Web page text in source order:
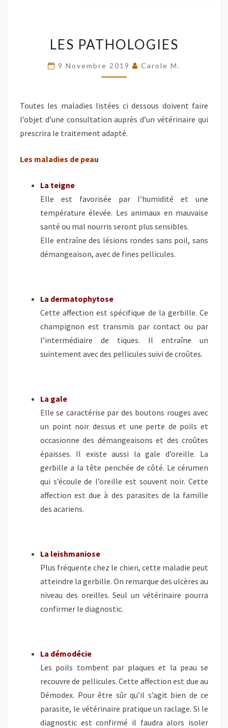
PATHOLOGIES
LES PATHOLOGIES
9 Novembre 2019 Carole M.
Toutes les maladies listées ci dessous doivent faire
l’objet d’une consultation auprès d’un vétérinaire qui
prescrira le traitement adapté.
Les maladies de peau
La teigne
Elle est favorisée par l’humidité et une
température élevée. Les animaux en mauvaise
santé ou mal nourris seront plus sensibles.
Elle entraîne des lésions rondes sans poil, sans
démangeaison, avec de fines pellicules.
La dermatophytose
Cette affection est spécifique de la gerbille. Ce
champignon est transmis par contact ou par
l’intermédiaire de tiques. Il entraîne un
suintement avec des pellicules suivi de croûtes.
La gale
Elle se caractérise par des boutons rouges avec
un point noir dessus et une perte de poils et
occasionne des démangeaisons et des croûtes
épaisses. Il existe aussi la gale d’oreille. La
gerbille a la tête penchée de côté. Le cérumen
qui s’écoule de l’oreille est souvent noir. Cette
affection est due à des parasites de la famille
des acariens.
La leishmaniose
Plus fréquente chez le chien, cette maladie peut
atteindre la gerbille. On remarque des ulcères au
niveau des oreilles. Seul un vétérinaire pourra
confirmer le diagnostic.
La démodécie
Les poils tombent par plaques et la peau se
recouvre de pellicules. Cette affection est due au
Démodex. Pour être sûr qu’il s’agit bien de ce
parasite, le vétérinaire pratique un raclage. Si le
diagnostic est confirmé il faudra alors isoler